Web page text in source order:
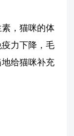
，猫咪的体
力下降，毛
给猫咪补充